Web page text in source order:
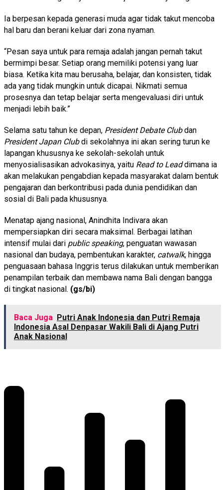
Ia berpesan kepada generasi muda agar tidak takut mencoba
hal baru dan berani keluar dari zona nyaman.
“Pesan saya untuk para remaja adalah jangan pernah takut
bermimpi besar. Setiap orang memiliki potensi yang luar
biasa. Ketika kita mau berusaha, belajar, dan konsisten, tidak
ada yang tidak mungkin untuk dicapai. Nikmati semua
prosesnya dan tetap belajar serta mengevaluasi diri untuk
menjadi lebih baik.”
Selama satu tahun ke depan, President Debate Clubdan
President Japan Clubdi sekolahnya ini akan sering turun ke
lapangan khususnya ke sekolah-sekolah untuk
menyosialisasikan advokasinya, yaitu Read to Leaddimana ia
akan melakukan pengabdian kepada masyarakat dalam bentuk
pengajaran dan berkontribusi pada dunia pendidikan dan
sosial di Bali pada khususnya.
Menatap ajang nasional, Anindhita Indivara akan
mempersiapkan diri secara maksimal. Berbagai latihan
intensif mulai dari public speaking, penguatan wawasan
nasional dan budaya, pembentukan karakter, catwalk, hingga
penguasaan bahasa Inggris terus dilakukan untuk memberikan
penampilan terbaik dan membawa nama Bali dengan bangga
di tingkat nasional. (gs/bi)
Baca Juga Putri Anak Indonesia dan Putri Remaja
Indonesia Asal Denpasar Wakili Bali di Ajang Putri
Anak Nasional